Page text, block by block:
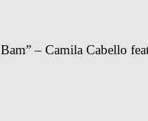
– Camila Cabello